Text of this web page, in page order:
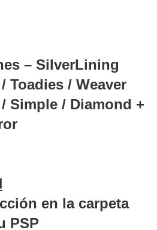
– SilverLining
Toadies / Weaver
Simple / Diamond +
en la carpeta
PSP